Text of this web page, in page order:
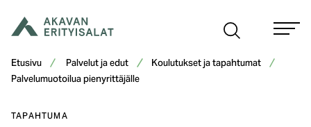
sisältöön
Etusivu Palvelut ja edut
Koulutukset ja tapahtumat
Palvelumuotoilua pienyrittäjälle
TAPAHTUMA